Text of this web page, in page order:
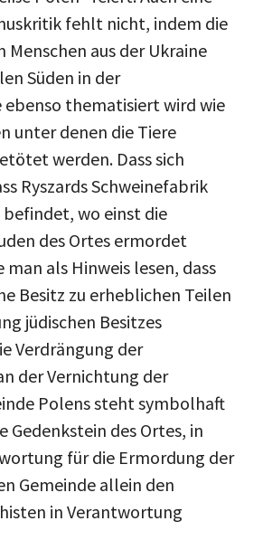
fehlt nicht, indem die
Menschen aus der Ukraine
Süden in der
ebenso thematisiert wird wie
unter denen die Tiere
werden. Dass sich
Ryszards Schweinefabrik
wo einst die
des Ortes ermordet
als Hinweis lesen, dass
Besitz zu erheblichen Teilen
jüdischen Besitzes
Verdrängung der
der Vernichtung der
Polens steht symbolhaft
Gedenkstein des Ortes, in
für die Ermordung der
Gemeinde allein den
in Verantwortung